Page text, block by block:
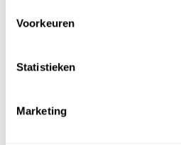
Voorkeuren
Statistieken
Marketing
Op voorraad